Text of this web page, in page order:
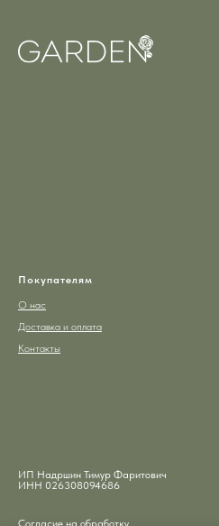
Покупателям
О нас
Доставка и оплата
Контакты
ИП Надршин Тимур Фаритович
ИНН 026308094686
Согласие на обработку